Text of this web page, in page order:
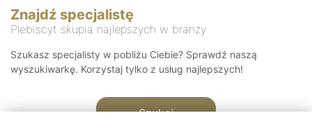
Znajdź specjalistę
Plebiscyt skupia najlepszych w branży
Szukasz specjalisty w pobliżu Ciebie? Sprawdź naszą
wyszukiwarkę. Korzystaj tylko z usług najlepszych!